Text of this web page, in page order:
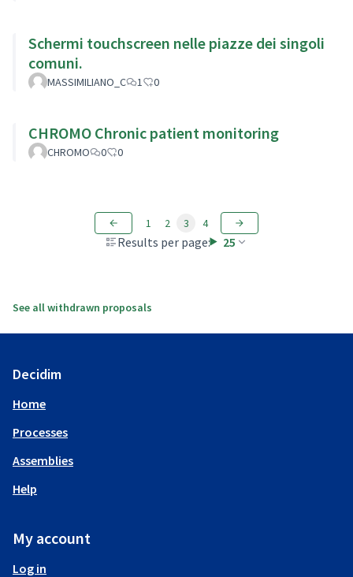
Schermi touchscreen nelle piazze dei singoli
comuni.
MASSIMILIANO_C 1 0
CHROMO Chronic patient monitoring
CHROMO 0 0
Results per page: 25
1 2 3 4
See all withdrawn proposals
Decidim
Home
Processes
Assemblies
Help
My account
Log in